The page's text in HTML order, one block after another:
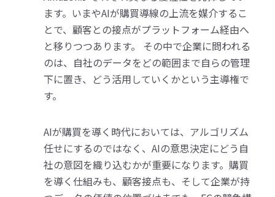
ます。いまやAIが購買導線の上流を媒介するこ
とで、顧客との接点がプラットフォーム経由へ
と移りつつあります。 その中で企業に問われる
のは、自社のデータをどの範囲まで自らの管理
下に置き、どう活用していくかという主導権で
す。
AIが購買を導く時代においては、アルゴリズム
任せにするのではなく、AIの意思決定にどう自
社の意図を織り込むかが重要になります。購買
を導く仕組みも、顧客接点も、そして企業が持